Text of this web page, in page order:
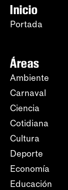
Inicio
Portada
Áreas
Ambiente
Carnaval
Ciencia
Cotidiana
Cultura
Deporte
Economía
Educación